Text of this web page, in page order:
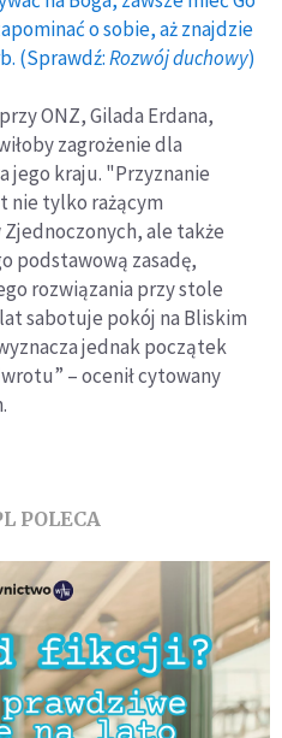
o sobie, aż znajdzie
(Sprawdź:Rozwój duchowy)
ONZ, Gilada Erdana,
zagrożenie dla
jego kraju. "Przyznanie
nie tylko rażącym
ale także
podstawową zasadę,
rozwiązania przy stole
sabotuje pokój na Bliskim
jednak początek
– ocenił cytowany
POLECA